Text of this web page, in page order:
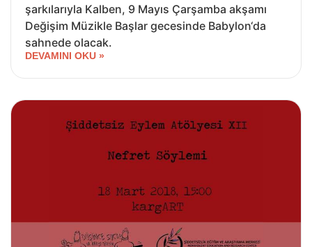
şarkılarıyla Kalben, 9 Mayıs Çarşamba akşamı
Değişim Müzikle Başlar gecesinde Babylon‘da
sahnede olacak.
DEVAMINI OKU »